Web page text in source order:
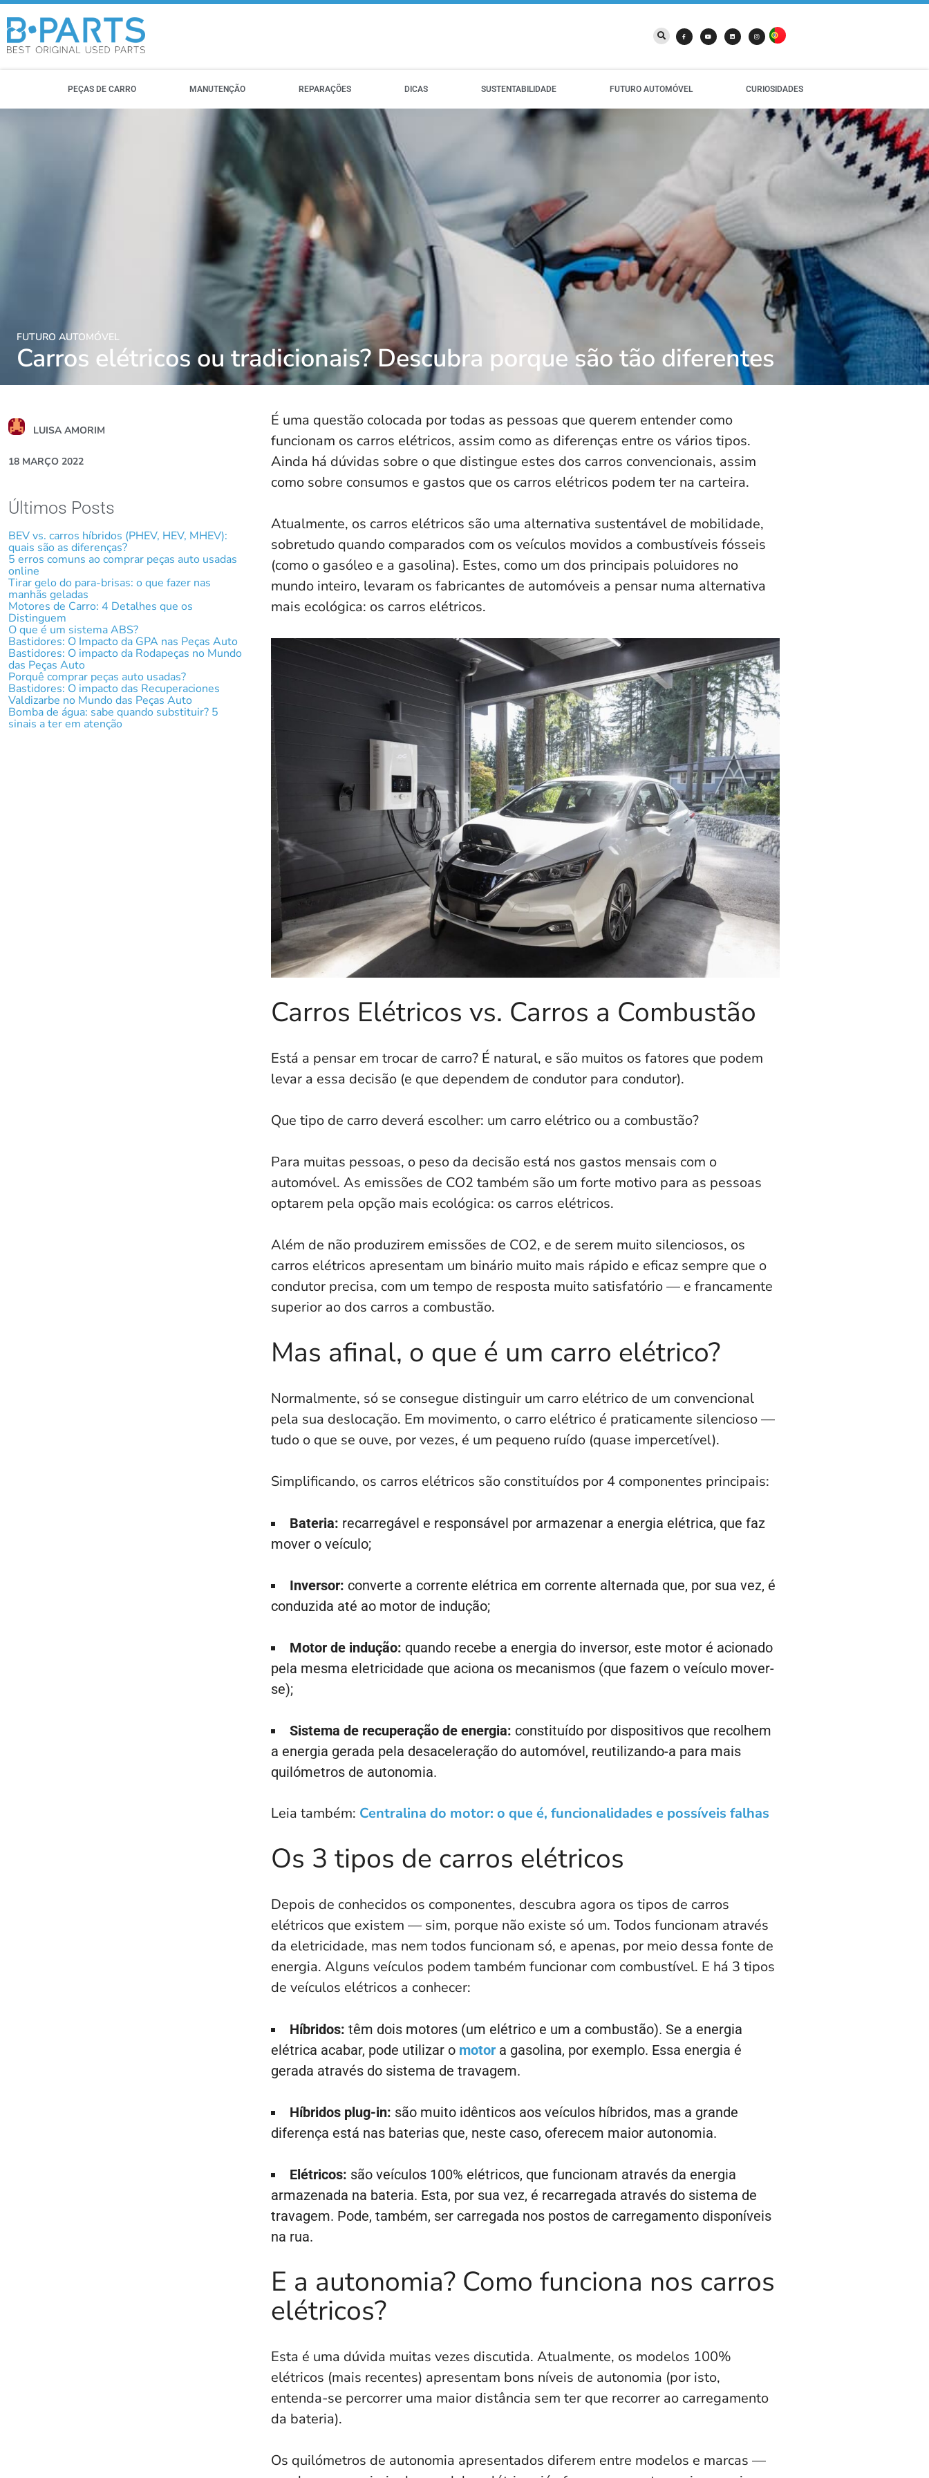
PEÇAS DE CARRO MANUTENÇÃO REPARAÇÕES DICAS SUSTENTABILIDADE FUTURO AUTOMÓVEL CURIOSIDADES
FUTURO AUTOMÓVEL
Carros elétricos ou tradicionais? Descubra porque são tão diferentes
LUISA AMORIM
18 MARÇO 2022
Últimos Posts
BEV vs. carros híbridos (PHEV, HEV, MHEV):
quais são as diferenças?
5 erros comuns ao comprar peças auto usadas
online
Tirar gelo do para-brisas: o que fazer nas
manhãs geladas
Motores de Carro: 4 Detalhes que os
Distinguem
O que é um sistema ABS?
Bastidores: O Impacto da GPA nas Peças Auto
Bastidores: O impacto da Rodapeças no Mundo
das Peças Auto
Porquê comprar peças auto usadas?
Bastidores: O impacto das Recuperaciones
Valdizarbe no Mundo das Peças Auto
Bomba de água: sabe quando substituir? 5
sinais a ter em atenção
É uma questão colocada por todas as pessoas que querem entender como
funcionam os carros elétricos, assim como as diferenças entre os vários tipos.
Ainda há dúvidas sobre o que distingue estes dos carros convencionais, assim
como sobre consumos e gastos que os carros elétricos podem ter na carteira.
Atualmente, os carros elétricos são uma alternativa sustentável de mobilidade,
sobretudo quando comparados com os veículos movidos a combustíveis fósseis
(como o gasóleo e a gasolina). Estes, como um dos principais poluidores no
mundo inteiro, levaram os fabricantes de automóveis a pensar numa alternativa
mais ecológica: os carros elétricos.
Carros Elétricos vs. Carros a Combustão
Está a pensar em trocar de carro? É natural, e são muitos os fatores que podem
levar a essa decisão (e que dependem de condutor para condutor).
Que tipo de carro deverá escolher: um carro elétrico ou a combustão?
Para muitas pessoas, o peso da decisão está nos gastos mensais com o
automóvel. As emissões de CO2 também são um forte motivo para as pessoas
optarem pela opção mais ecológica: os carros elétricos.
Além de não produzirem emissões de CO2, e de serem muito silenciosos, os
carros elétricos apresentam um binário muito mais rápido e eficaz sempre que o
condutor precisa, com um tempo de resposta muito satisfatório — e francamente
superior ao dos carros a combustão.
Mas afinal, o que é um carro elétrico?
Normalmente, só se consegue distinguir um carro elétrico de um convencional
pela sua deslocação. Em movimento, o carro elétrico é praticamente silencioso —
tudo o que se ouve, por vezes, é um pequeno ruído (quase impercetível).
Simplificando, os carros elétricos são constituídos por 4 componentes principais:
Bateria: recarregável e responsável por armazenar a energia elétrica, que faz
mover o veículo;
Inversor: converte a corrente elétrica em corrente alternada que, por sua vez, é
conduzida até ao motor de indução;
Motor de indução: quando recebe a energia do inversor, este motor é acionado
pela mesma eletricidade que aciona os mecanismos (que fazem o veículo mover-
se);
Sistema de recuperação de energia: constituído por dispositivos que recolhem
a energia gerada pela desaceleração do automóvel, reutilizando-a para mais
quilómetros de autonomia.
Leia também: Centralina do motor: o que é, funcionalidades e possíveis falhas
Os 3 tipos de carros elétricos
Depois de conhecidos os componentes, descubra agora os tipos de carros
elétricos que existem — sim, porque não existe só um. Todos funcionam através
da eletricidade, mas nem todos funcionam só, e apenas, por meio dessa fonte de
energia. Alguns veículos podem também funcionar com combustível. E há 3 tipos
de veículos elétricos a conhecer:
Híbridos: têm dois motores (um elétrico e um a combustão). Se a energia
elétrica acabar, pode utilizar o motora gasolina, por exemplo. Essa energia é
gerada através do sistema de travagem.
Híbridos plug-in: são muito idênticos aos veículos híbridos, mas a grande
diferença está nas baterias que, neste caso, oferecem maior autonomia.
Elétricos: são veículos 100% elétricos, que funcionam através da energia
armazenada na bateria. Esta, por sua vez, é recarregada através do sistema de
travagem. Pode, também, ser carregada nos postos de carregamento disponíveis
na rua.
E a autonomia? Como funciona nos carros
elétricos?
Esta é uma dúvida muitas vezes discutida. Atualmente, os modelos 100%
elétricos (mais recentes) apresentam bons níveis de autonomia (por isto,
entenda-se percorrer uma maior distância sem ter que recorrer ao carregamento
da bateria).
Os quilómetros de autonomia apresentados diferem entre modelos e marcas —